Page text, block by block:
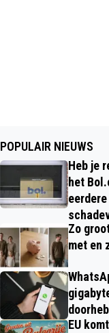
POPULAIR NIEUWS
Heb je
het
Zo
met en
EU